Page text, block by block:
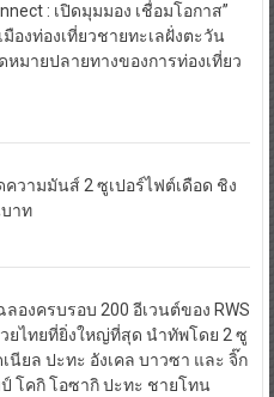
: เปิดมุมมอง เชื่อมโอกาส”
มืองท่องเที่ยวชายทะเลฝั่งตะวัน
หมายปลายทางของการท่องเที่ยว
ความมันส์ 2 ซูเปอร์ไฟต์เดือด ชิง
าท
ลองครบรอบ 200 อีเวนต์ของ RWS
ยไทยที่ยิ่งใหญ่ที่สุด นำทัพโดย 2 ซู
นียล ปะทะ อังเคล บาวซา และ จิ๊ก
โคกิ โอซากิ ปะทะ ชายโทน